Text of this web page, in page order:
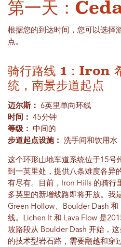
第一天：
根据您的到达时间，您可以选择
点。
骑行路线 1：Iron
统，南景步道起点
迈尔斯：
6英里单向环线
时间：
45分钟
等级：
中间的
步道起点设施：
洗手间和饮用水
这个环形山地车道系统位于15号
到一英里处，提供八条难度各异
有尽有。目前，Iron Hills 的骑行
多英里的新增线路即将开放。我
Green Hollow、Boulder Dash 和
线。Lichen It 和 Lava Flow 是
坡路段从 Boulder Dash 开始，
的技术型岩石路，需要翻越和穿